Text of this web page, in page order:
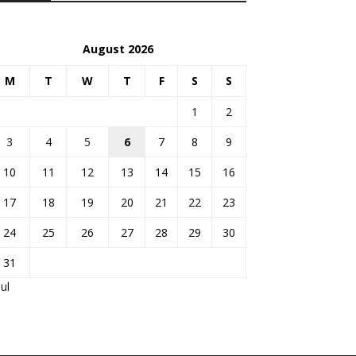
August 2026
M T W T F S S
1
2
3
4 5 6 7 8
9
10
11 12 13 14 15
16
17
18 19 20 21 22
23
24
25 26 27 28 29
30
31